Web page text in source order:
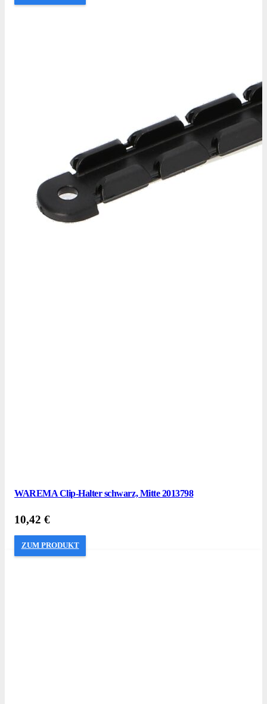
WAREMA Clip-Halter schwarz, Mitte 2013798
10,42 €
ZUM PRODUKT